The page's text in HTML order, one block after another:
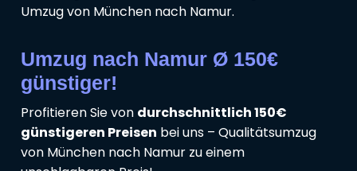
Umzug von München nach Namur.
Umzug nach Namur Ø 150€
günstiger!
Profitieren Sie von durchschnittlich 150€
günstigeren Preisen bei uns – Qualitätsumzug
von München nach Namur zu einem